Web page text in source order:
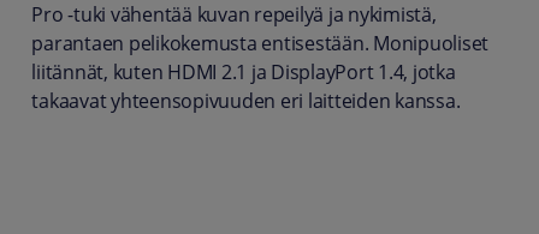
Pro -tuki vähentää kuvan repeilyä ja nykimistä,
parantaen pelikokemusta entisestään. Monipuoliset
liitännät, kuten HDMI 2.1 ja DisplayPort 1.4, jotka
takaavat yhteensopivuuden eri laitteiden kanssa.